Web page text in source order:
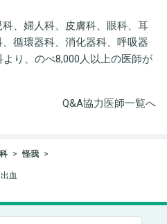
、婦人科、皮膚科、眼科、耳
循環器科、消化器科、呼吸器
り、のべ8,000人以上の医師が
Q&A協力医師一覧へ
怪我
血